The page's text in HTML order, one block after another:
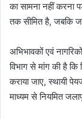
का सामना नहीं करना
तक सीमित है, जबकि
अभिभावकों एवं
विभाग से मांग की है
कराया जाए, स्थायी
माध्यम से नियमित